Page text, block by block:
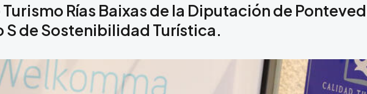
Turismo Rías Baixas de la Diputación de
de Sostenibilidad Turística.